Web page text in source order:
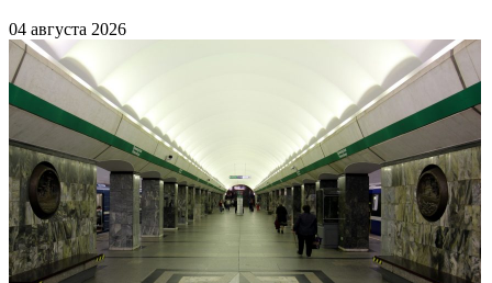
04 августа 2026